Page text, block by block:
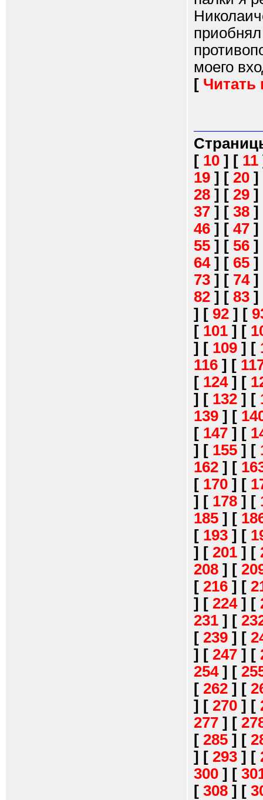
моего
[ Читать
[ 10 ] [ 11
19 ] [ 20 ]
28 ] [ 29 ]
37 ] [ 38 ]
46 ] [ 47 ]
55 ] [ 56 ]
64] [ 65 ]
73 ] [ 74]
82 ] [ 83 ]
] [ 92 ] [
[ 101 ] [
] [ 109 ] [
116 ] [
[ 124] [
] [ 132 ] [
139 ] [
[ 147 ] [
] [ 155 ] [
162 ] [
[ 170 ] [
] [ 178 ] [
185 ] [
[ 193 ] [
] [ 201 ] [
208 ] [
[ 216 ] [
] [ 224] [
231 ] [
[ 239 ] [
] [ 247 ] [
254] [
[ 262 ] [
] [ 270 ] [
277 ] [
[ 285 ] [
] [ 293 ] [
300 ] [
[ 308 ] [